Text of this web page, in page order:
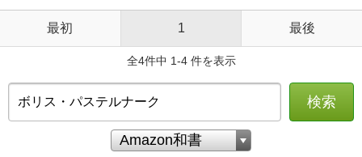
最初 1 最後
全4件中 1-4 件を表示
検索